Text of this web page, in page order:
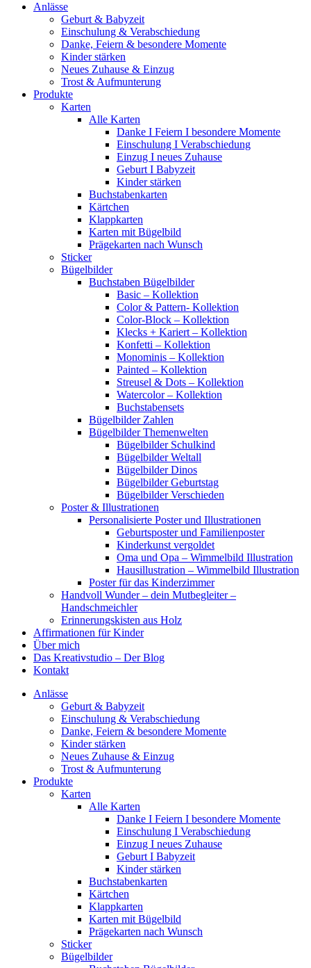
Anlässe
Geburt & Babyzeit
Einschulung & Verabschiedung
Danke, Feiern & besondere Momente
Kinder stärken
Neues Zuhause & Einzug
Trost & Aufmunterung
Produkte
Karten
Alle Karten
Danke I Feiern I besondere Momente
Einschulung I Verabschiedung
Einzug I neues Zuhause
Geburt I Babyzeit
Kinder stärken
Buchstabenkarten
Kärtchen
Klappkarten
Karten mit Bügelbild
Prägekarten nach Wunsch
Sticker
Bügelbilder
Buchstaben Bügelbilder
Basic – Kollektion
Color & Pattern- Kollektion
Color-Block – Kollektion
Klecks + Kariert – Kollektion
Konfetti – Kollektion
Monominis – Kollektion
Painted – Kollektion
Streusel & Dots – Kollektion
Watercolor – Kollektion
Buchstabensets
Bügelbilder Zahlen
Bügelbilder Themenwelten
Bügelbilder Schulkind
Bügelbilder Weltall
Bügelbilder Dinos
Bügelbilder Geburtstag
Bügelbilder Verschieden
Poster & Illustrationen
Personalisierte Poster und Illustrationen
Geburtsposter und Familienposter
Kinderkunst vergoldet
Oma und Opa – Wimmelbild Illustration
Hausillustration – Wimmelbild Illustration
Poster für das Kinderzimmer
Handvoll Wunder – dein Mutbegleiter –
Handschmeichler
Erinnerungskisten aus Holz
Affirmationen für Kinder
Über mich
Das Kreativstudio – Der Blog
Kontakt
Anlässe
Geburt & Babyzeit
Einschulung & Verabschiedung
Danke, Feiern & besondere Momente
Kinder stärken
Neues Zuhause & Einzug
Trost & Aufmunterung
Produkte
Karten
Alle Karten
Danke I Feiern I besondere Momente
Einschulung I Verabschiedung
Einzug I neues Zuhause
Geburt I Babyzeit
Kinder stärken
Buchstabenkarten
Kärtchen
Klappkarten
Karten mit Bügelbild
Prägekarten nach Wunsch
Sticker
Bügelbilder